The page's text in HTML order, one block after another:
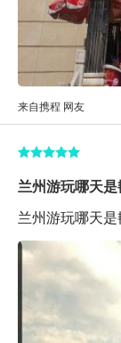
来自携程 网友
兰州游玩哪天
兰州游玩哪天